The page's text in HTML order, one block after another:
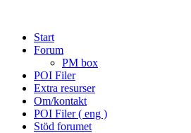
Start
Forum
PM box
POI Filer
Extra resurser
Om/kontakt
POI Filer ( eng )
Stöd forumet